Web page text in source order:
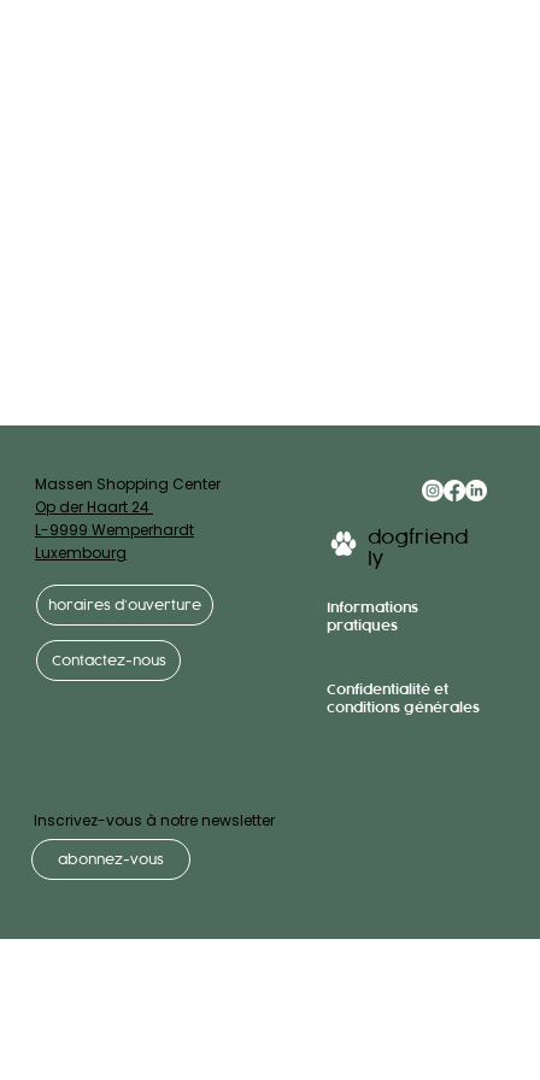
Inscrivez-vous à notre newsletter
abonnez-vous
dogfriend
ly
Informations
pratiques
Confidentialité et
conditions générales
Massen Shopping Center
Op der Haart 24
L-9999 Wemperhardt
Luxembourg
horaires d’ouverture
Contactez-nous